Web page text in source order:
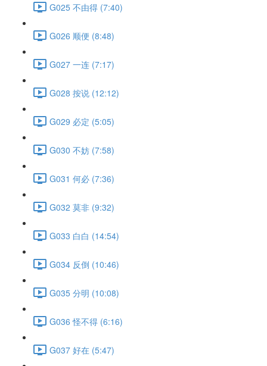
G025 不由得 (7:40)
G026 顺便 (8:48)
G027 一连 (7:17)
G028 按说 (12:12)
G029 必定 (5:05)
G030 不妨 (7:58)
G031 何必 (7:36)
G032 莫非 (9:32)
G033 白白 (14:54)
G034 反倒 (10:46)
G035 分明 (10:08)
G036 怪不得 (6:16)
G037 好在 (5:47)